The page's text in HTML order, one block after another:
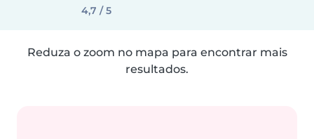
4,7 / 5
Reduza o zoom no mapa para encontrar mais
resultados.